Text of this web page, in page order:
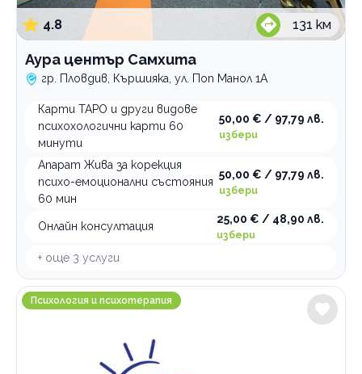
4.8 131 км
Аура център Самхита
гр. Пловдив, Кършияка, ул. Поп Манол 1А
Карти ТАРО и други видове
психохологични карти 60
минути
50,00 € / 97,79 лв.
избери
Апарат Жива за корекция
психо-емоционални състояния
60 мин
50,00 € / 97,79 лв.
избери
Онлайн консултация
25,00 € / 48,90 лв.
избери
+ още 3 услуги
LIFE INTEGRITY
Психология и психотерапия